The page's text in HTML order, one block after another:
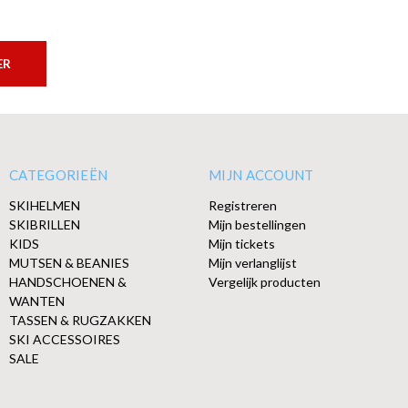
CATEGORIEËN
SKIHELMEN
SKIBRILLEN
KIDS
MUTSEN & BEANIES
HANDSCHOENEN &
WANTEN
TASSEN & RUGZAKKEN
SKI ACCESSOIRES
SALE
MIJN ACCOUNT
Registreren
Mijn bestellingen
Mijn tickets
Mijn verlanglijst
Vergelijk producten